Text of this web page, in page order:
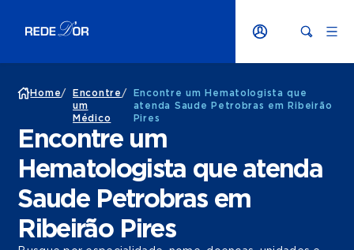
Home/
Encontre
um
Médico
/
Encontre um Hematologista que
atenda Saude Petrobras em Ribeirão
Pires
Encontre um
Hematologista que atenda
Saude Petrobras em
Ribeirão Pires